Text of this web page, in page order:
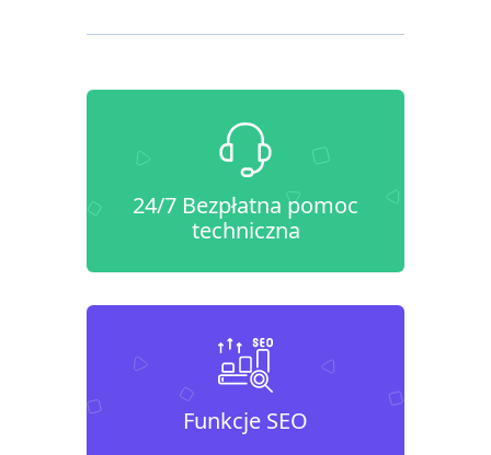
24/7 Bezpłatna pomoc
techniczna
Funkcje SEO